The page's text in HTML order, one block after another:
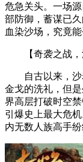
危急关头。一场
部防御，蓄谋已
血染沙场，究竟
【奇袭之战，
自古以来，沙
金戈的洗礼，但
界高层打破时空
引爆史上最大危
内无数人族高手